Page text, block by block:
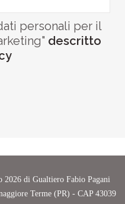
personali per il
descritto
2026 di Gualtiero Fabio Pagani
Terme (PR) - CAP 43039